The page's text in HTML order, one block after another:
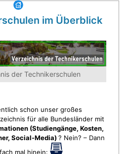
im Überblick
der Technikerschulen
schon unser großes
für alle Bundesländer mit
(Studiengänge, Kosten,
Social-Media) ? Nein? – Dann
mal hinein: